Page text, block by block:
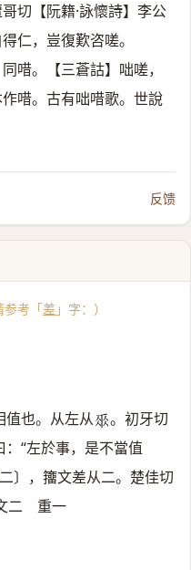
切【阮籍·詠懷詩】李公
仁，豈復歎咨嗟。
唶。【三蒼詁】咄嗟，
唶。古有咄唶歌。世說
反馈
参考「差 」字：）
值也。从左从𠂹 。初牙切
：“左於事，是不當值
〕，籒文差从二。楚佳切
二 重一